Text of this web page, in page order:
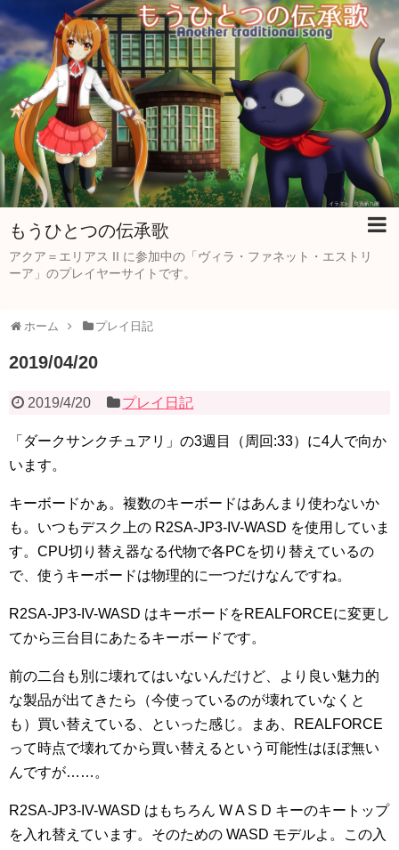
もうひとつの伝承歌
アクア＝エリアス II に参加中の「ヴィラ・ファネット・エストリ
ーア」のプレイヤーサイトです。
ホーム プレイ日記
2019/04/20
2019/4/20 プレイ日記
「ダークサンクチュアリ」の3週目（周回:33）に4人で向か
います。
キーボードかぁ。複数のキーボードはあんまり使わないか
も。いつもデスク上の R2SA-JP3-IV-WASD を使用していま
す。CPU切り替え器なる代物で各PCを切り替えているの
で、使うキーボードは物理的に一つだけなんですね。
R2SA-JP3-IV-WASD はキーボードをREALFORCEに変更し
てから三台目にあたるキーボードです。
前の二台も別に壊れてはいないんだけど、より良い魅力的
な製品が出てきたら（今使っているのが壊れていなくと
も）買い替えている、といった感じ。まあ、REALFORCE
って時点で壊れてから買い替えるという可能性はほぼ無い
んですが……。
R2SA-JP3-IV-WASD はもちろん W A S D キーのキートップ
を入れ替えています。そのための WASD モデルよ。この入